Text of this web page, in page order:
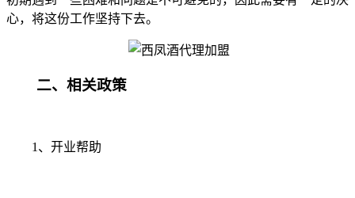
心，将这份工作坚持下去。
二、相关政策
1 、开业帮助